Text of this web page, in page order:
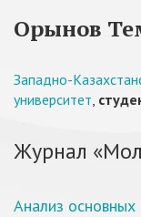
Орынов
Западно-
университет,
Журнал
Анализ